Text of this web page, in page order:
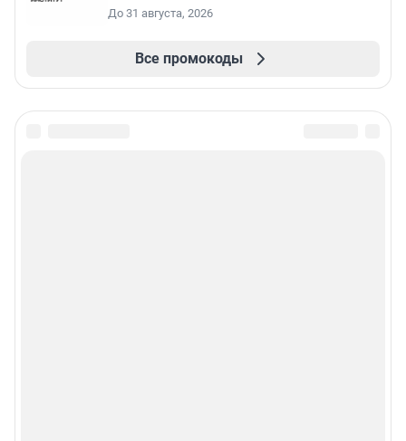
До 31 августа, 2026
Все промокоды